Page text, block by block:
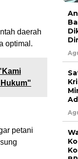
daerah
optimal.
petani